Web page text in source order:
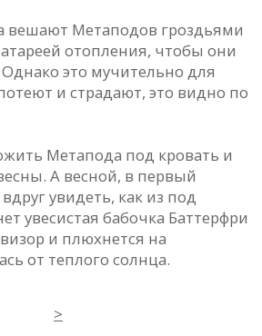
вешают Метаподов гроздьями
отопления, чтобы они
это мучительно для
и страдают, это видно по
Метапода под кровать и
А весной, в первый
увидеть, как из под
увесистая бабочка Баттерфри
и плюхнется на
от теплого солнца.
>